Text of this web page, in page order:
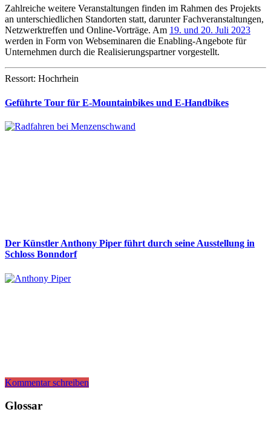
Zahlreiche weitere Veranstaltungen finden im Rahmen des Projekts
an unterschiedlichen Standorten statt, darunter Fachveranstaltungen,
Netzwerktreffen und Online-Vorträge. Am 19. und 20. Juli 2023
werden in Form von Webseminaren die Enabling-Angebote für
Unternehmen durch die Realisierungspartner vorgestellt.
Ressort: Hochrhein
Geführte Tour für E-Mountainbikes und E-Handbikes
Der Künstler Anthony Piper führt durch seine Ausstellung in
Schloss Bonndorf
Kommentar schreiben
Glossar